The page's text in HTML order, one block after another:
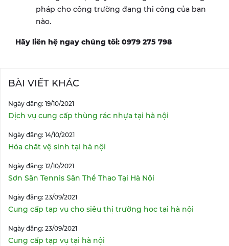
pháp cho công trường đang thi công của bạn
nào.
Hãy liên hệ ngay chúng tôi: 0979 275 798
BÀI VIẾT KHÁC
Ngày đăng: 19/10/2021
Dịch vụ cung cấp thùng rác nhựa tại hà nội
Ngày đăng: 14/10/2021
Hóa chất vệ sinh tại hà nội
Ngày đăng: 12/10/2021
Sơn Sân Tennis Sân Thể Thao Tại Hà Nội
Ngày đăng: 23/09/2021
Cung cấp tạp vụ cho siêu thị trường học tại hà nội
Ngày đăng: 23/09/2021
Cung cấp tạp vụ tại hà nội